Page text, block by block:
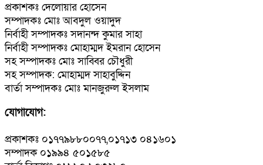
প্রকাশকঃ দেলোয়ার হোসেন
সম্পাদকঃ মোঃ আবদুল ওয়াদুদ
নির্বাহী সম্পাদকঃ সদানন্দ কুমার সাহা
নির্বাহী সম্পাদকঃ মোহাম্মদ ইমরান হোসেন
সহ সম্পাদকঃ মোঃ সাব্বির চৌধুরী
সহ সম্পাদক: মোহাম্মদ সাহাবুদ্দিন
বার্তা সম্পাদকঃ মোঃ মানজুরুল ইসলাম
যোগাযোগ:
প্রকাশকঃ ০১৭৭৯৮৮০০৭৭,০১৭১৩ ০৪১৬০১
সম্পাদক ০১৯৯৪ ৫০১৫৮৫